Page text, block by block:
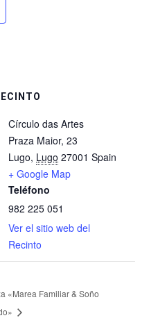
Círculo das Artes
Praza Maior, 23
Lugo, Lugo 27001 Spain
+ Google Map
Teléfono
982 225 051
Ver el sitio web del
Recinto
«Marea Familiar & Soño